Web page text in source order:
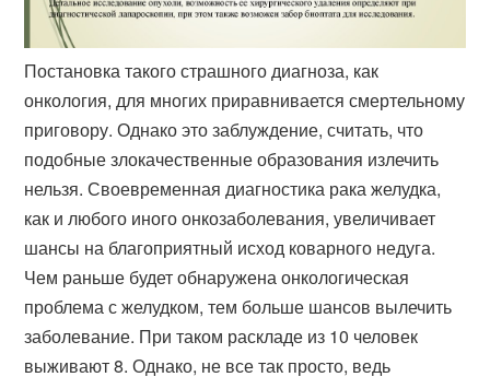
Постановка такого страшного диагноза, как
онкология, для многих приравнивается смертельному
приговору. Однако это заблуждение, считать, что
подобные злокачественные образования излечить
нельзя. Своевременная диагностика рака желудка,
как и любого иного онкозаболевания, увеличивает
шансы на благоприятный исход коварного недуга.
Чем раньше будет обнаружена онкологическая
проблема с желудком, тем больше шансов вылечить
заболевание. При таком раскладе из 10 человек
выживают 8. Однако, не все так просто, ведь